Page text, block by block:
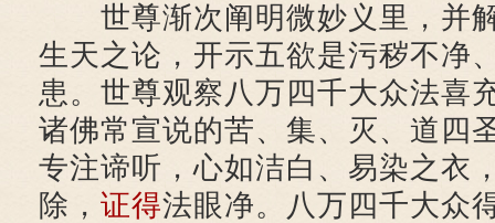
世尊渐次阐明微妙义里，并
生天之论，开示五欲是污秽不净
患。世尊观察八万四千大众法喜
诸佛常宣说的苦、集、灭、道四
专注谛听，心如洁白、易染之衣
除， 证得法眼净。八万四千大众